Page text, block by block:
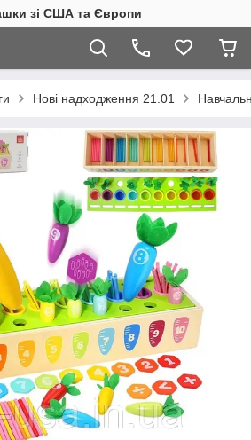
зі США та Європи
Нові надходження 21.01